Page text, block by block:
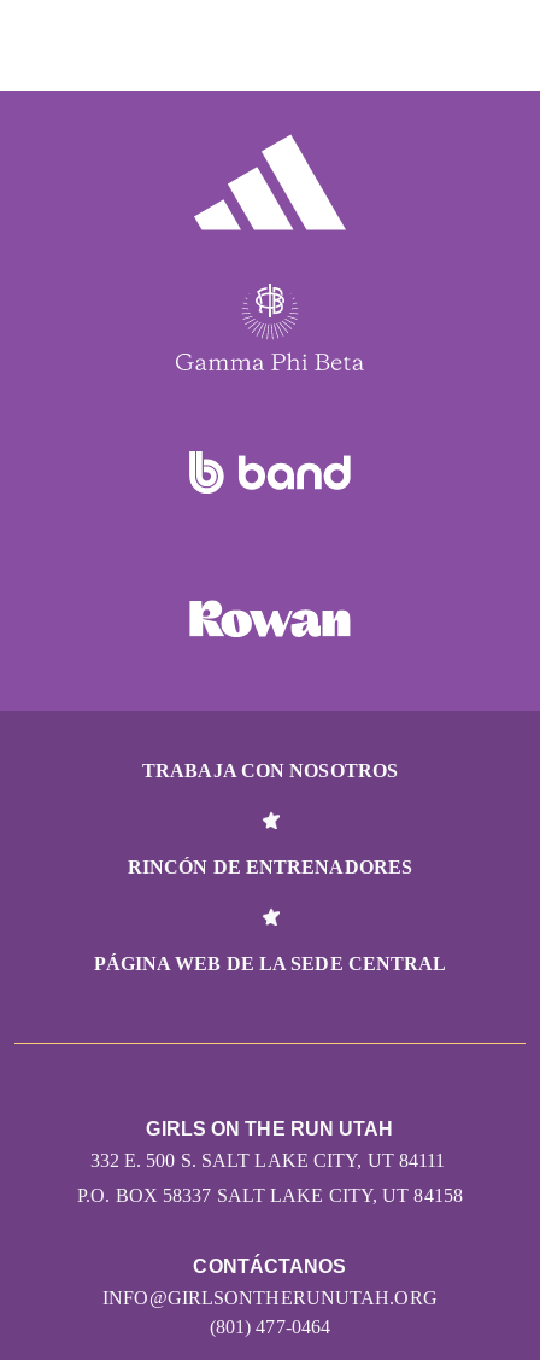
TRABAJA CON NOSOTROS
RINCÓN DE ENTRENADORES
PÁGINA WEB DE LA SEDE CENTRAL
CONTÁCTANOS
INFO@GIRLSONTHERUNUTAH.ORG
(801) 477-0464
GIRLS ON THE RUN UTAH
332 E. 500 S. SALT LAKE CITY, UT 84111
P.O. BOX 58337 SALT LAKE CITY, UT 84158